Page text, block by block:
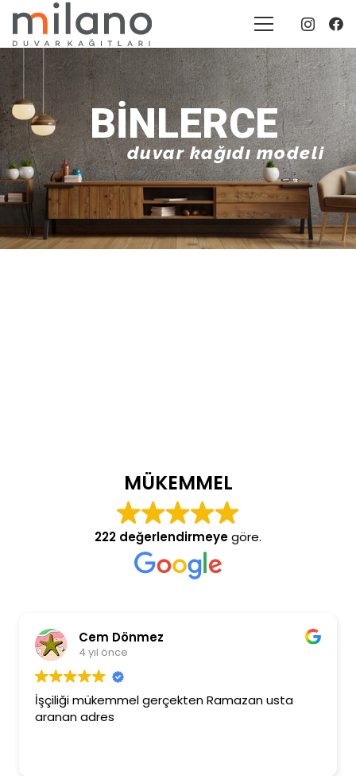
BINLERCE
duvar kağıdı modeli
MÜKEMMEL
222 değerlendirmeyegöre.
Cem Dönmez
4 yıl önce
İşçiliği mükemmel gerçekten Ramazan usta
aranan adres